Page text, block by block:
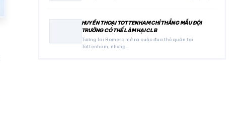
HUYỀN THOẠI TOTTENHAM CHỈ THẲNG MẪU ĐỘI
TRƯỞNG CÓ THỂ LÀM HẠI CLB
Tương lai Romero mở ra cuộc đua thủ quân tại
Tottenham, nhưng…